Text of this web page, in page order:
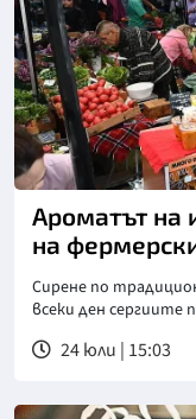
Ароматът на
на
Сирене по
всеки ден сергиите
24 юли | 15:03